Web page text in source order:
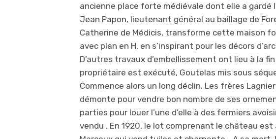
ancienne place forte médiévale dont elle a gardé
Jean Papon, lieutenant général au baillage de
Catherine de Médicis, transforme cette maison
avec plan en H, en s’inspirant pour les décors
D’autres travaux d’embellissement ont lieu à la fin
propriétaire est exécuté, Goutelas mis sous
Commence alors un long déclin. Les frères
démonte pour vendre bon nombre de ses
parties pour louer l’une d’elle à des fermiers
vendu . En 1920, le lot comprenant le château